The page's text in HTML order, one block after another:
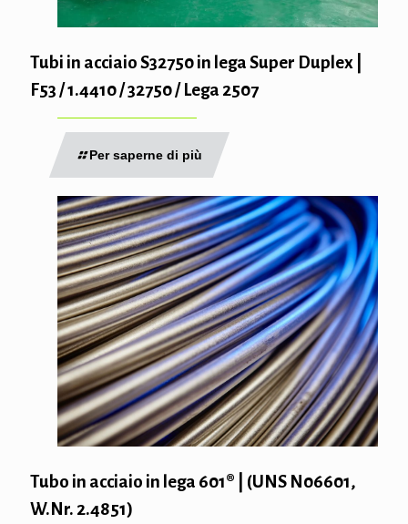
Tubi in acciaio S32750 in lega Super Duplex |
F53 / 1.4410 / 32750 / Lega 2507
Per saperne di più
Tubo in acciaio in lega 601® | (UNS N06601,
W.Nr. 2.4851)